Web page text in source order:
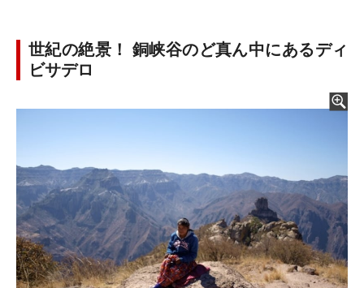
世紀の絶景！ 銅峡谷のど真ん中にあるディ
ビサデロ